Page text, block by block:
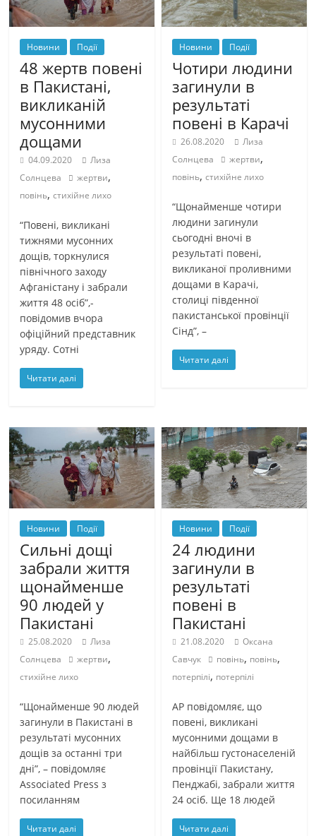
Новини Події
48 жертв повені
в Пакистані,
викликаній
мусонними
дощами
04.09.2020
Лиза
Солнцева
жертви,
повінь,стихійне лихо
“Повені, викликані
тижнями мусонних
дощів, торкнулися
північного заходу
Афганістану і забрали
життя 48 осіб”,-
повідомив вчора
офіційний представник
уряду. Сотні
Читати далі
Новини Події
Чотири людини
загинули в
результаті
повені в Карачі
26.08.2020
Лиза
Солнцева
жертви,
повінь,стихійне лихо
“Щонайменше чотири
людини загинули
сьогодні вночі в
результаті повені,
викликаної проливними
дощами в Карачі,
столиці південної
пакистанської провінції
Сінд”, –
Читати далі
Новини Події
Сильні дощі
забрали життя
щонайменше
90 людей у ​​
Пакистані
25.08.2020
Лиза
Солнцева
жертви,
стихійне лихо
“Щонайменше 90 людей
загинули в Пакистані в
результаті мусонних
дощів за останні три
дні”, – повідомляє
Associated Press з
посиланням
Читати далі
Новини Події
24 людини
загинули в
результаті
повені в
Пакистані
21.08.2020
Оксана
Савчук
повінь, повінь,
потерпілі, потерпілі
AP повідомляє, що
повені, викликані
мусонними дощами в
найбільш густонаселеній
провінції Пакистану,
Пенджабі, забрали життя
24 осіб. Ще 18 людей
Читати далі